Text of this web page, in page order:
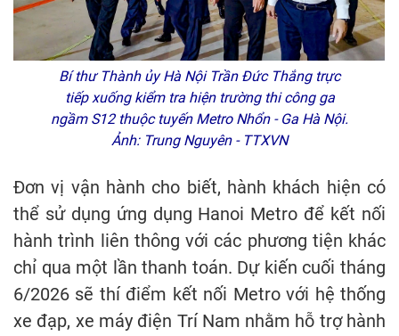
Bí thư Thành ủy Hà Nội Trần Đức Thắng trực
tiếp xuống kiểm tra hiện trường thi công ga
ngầm S12 thuộc tuyến Metro Nhổn - Ga Hà Nội.
Ảnh: Trung Nguyên - TTXVN
Đơn vị vận hành cho biết, hành khách hiện có
thể sử dụng ứng dụng Hanoi Metro để kết nối
hành trình liên thông với các phương tiện khác
chỉ qua một lần thanh toán. Dự kiến cuối tháng
6/2026 sẽ thí điểm kết nối Metro với hệ thống
xe đạp, xe máy điện Trí Nam nhằm hỗ trợ hành